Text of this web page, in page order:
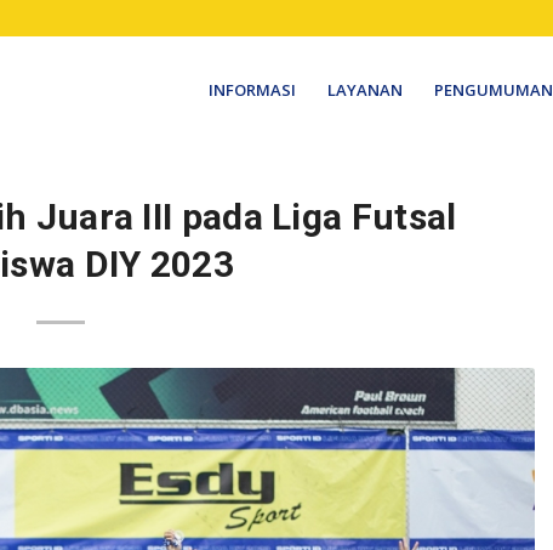
INFORMASI LAYANAN PENGUMUMAN
Juara III pada Liga Futsal
DIY 2023